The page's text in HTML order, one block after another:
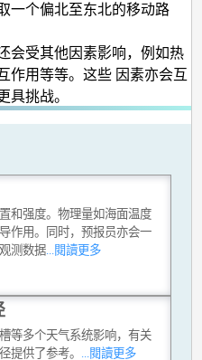
一个偏北至东北的移动路
会受其他因素影响，例如热
作用等等。这些 因素亦会互
具挑战。
和强度。物理量如海面温度
作用。同时，预报员亦会一
测数据 ...閱讀更多
等多个天气系统影响，有关
提供了参考。 ...閱讀更多